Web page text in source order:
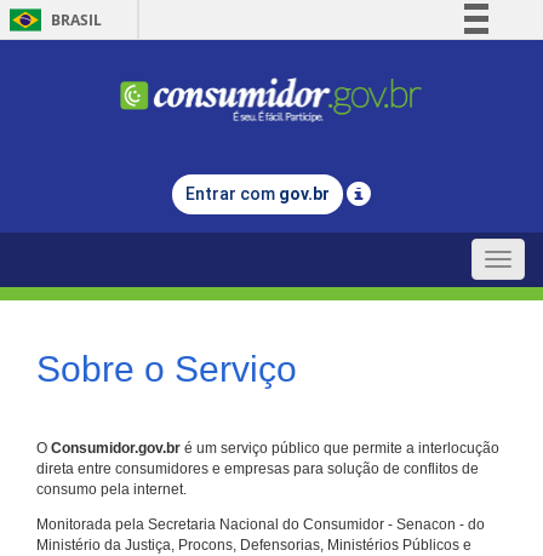
BRASIL
Comunica BR
Legislação
Entrar com gov.br
Toggle
Sobre o Serviço
O Consumidor.gov.br é um serviço público que permite a interlocução
direta entre consumidores e empresas para solução de conflitos de
consumo pela internet.
Monitorada pela Secretaria Nacional do Consumidor - Senacon - do
Ministério da Justiça, Procons, Defensorias, Ministérios Públicos e